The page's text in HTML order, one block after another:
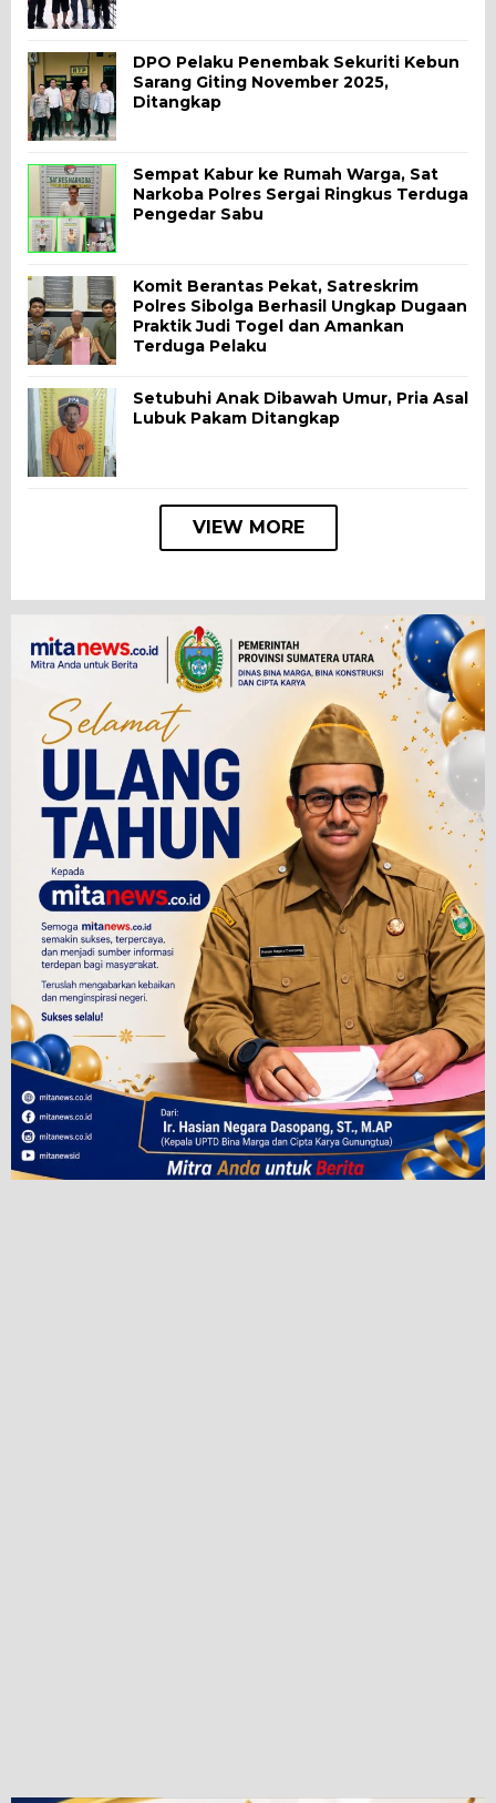
DPO Pelaku Penembak Sekuriti Kebun
Sarang Giting November 2025,
Ditangkap
Sempat Kabur ke Rumah Warga, Sat
Narkoba Polres Sergai Ringkus Terduga
Pengedar Sabu
Komit Berantas Pekat, Satreskrim
Polres Sibolga Berhasil Ungkap Dugaan
Praktik Judi Togel dan Amankan
Terduga Pelaku
Setubuhi Anak Dibawah Umur, Pria Asal
Lubuk Pakam Ditangkap
VIEW MORE